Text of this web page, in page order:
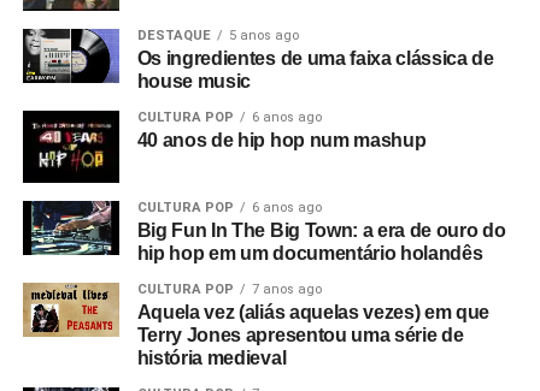
DESTAQUE 5 anos ago
Os ingredientes de uma faixa clássica de
house music
CULTURA POP 6 anos ago
40 anos de hip hop num mashup
CULTURA POP 6 anos ago
Big Fun In The Big Town: a era de ouro do
hip hop em um documentário holandês
CULTURA POP 7 anos ago
Aquela vez (aliás aquelas vezes) em que
Terry Jones apresentou uma série de
história medieval